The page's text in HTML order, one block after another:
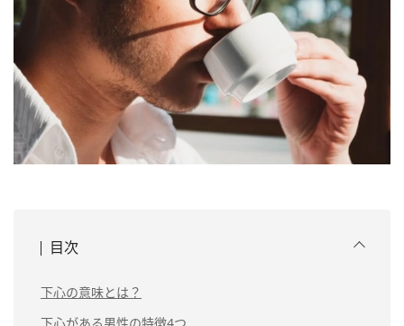
目次
下心の意味とは？
下心がある男性の特徴4つ